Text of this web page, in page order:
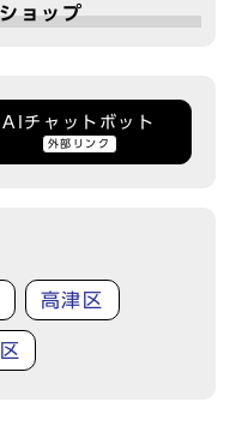
ョップ
AIチャットボット
外部リンク
高津区